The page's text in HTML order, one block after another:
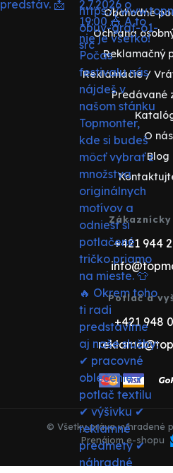
Obchodné
Ochrana
Reklamačný
Reklamácie /
Predávané
O nás
Blog
+421 944
Potlač a
+421 948
© Všetky práva vyhradené
Prenájom e-shopu